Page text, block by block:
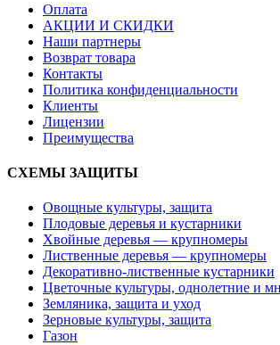
Оплата
АКЦИИ И СКИДКИ
Наши партнеры
Возврат товара
Контакты
Политика конфиденциальности
Клиенты
Лицензии
Преимущества
СХЕМЫ ЗАЩИТЫ
Овощные культуры, защита
Плодовые деревья и кустарники
Хвойные деревья — крупномеры
Лиственные деревья — крупномеры
Декоративно-лиственные кустарники
Цветочные культуры, однолетние и
Земляника, защита и уход
Зерновые культуры, защита
Газон